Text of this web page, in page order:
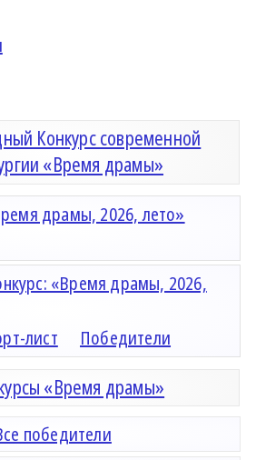
Конкурс современной
«Время драмы»
драмы, 2026, лето»
«Время драмы, 2026,
лист Победители
«Время драмы»
победители